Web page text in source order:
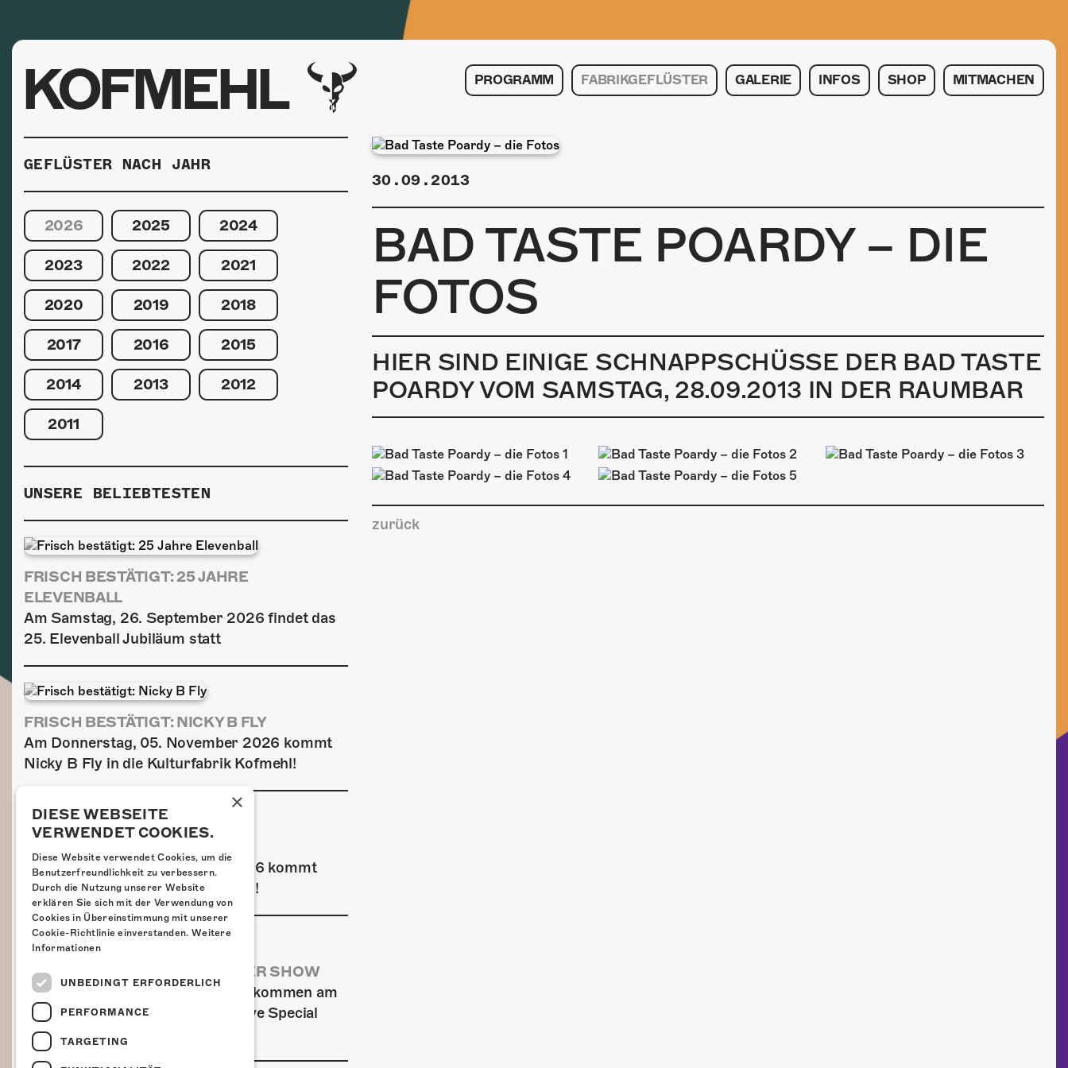
KOFMEHL PROGRAMM FABRIKGEFLÜSTER GALERIE INFOS SHOP MITMACHEN
30.09.2013
BAD TASTE POARDY – DIE
FOTOS
HIER SIND EINIGE SCHNAPPSCHÜSSE DER BAD TASTE
POARDY VOM SAMSTAG, 28.09.2013 IN DER RAUMBAR
zurück
GEFLÜSTER NACH JAHR
2026 2025 2024
2023 2022 2021
2020 2019 2018
2017 2016 2015
2014 2013 2012
2011
UNSERE BELIEBTESTEN
FRISCH BESTÄTIGT: 25 JAHRE
ELEVENBALL
Am Samstag, 26. September 2026 findet das
25. Elevenball Jubiläum statt
FRISCH BESTÄTIGT: NICKY B FLY
Am Donnerstag, 05. November 2026 kommt
Nicky B Fly in die Kulturfabrik Kofmehl!
Am Donnerstag, 29. Oktober 2026 kommt
GZUZ in die Kulturfabrik Kofmehl!
AIRBOURNE - SPECIAL SUMMER SHOW
Wow, das ist ein Ding! Airbourne kommen am
MI, 22. Juli 2026 für eine exklusive Special
Summer Show ins Kofmehl.
×
DIESE WEBSEITE
VERWENDET COOKIES.
Diese Website verwendet Cookies, um die
Benutzerfreundlichkeit zu verbessern.
Durch die Nutzung unserer Website
erklären Sie sich mit der Verwendung von
Cookies in Übereinstimmung mit unserer
Cookie-Richtlinie einverstanden. Weitere
Informationen
UNBEDINGT ERFORDERLICH
PERFORMANCE
TARGETING